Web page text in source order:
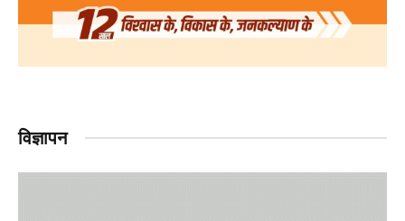
विज्ञापन